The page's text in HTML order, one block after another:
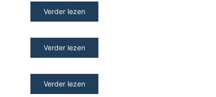
Verder lezen
Verder lezen
Verder lezen